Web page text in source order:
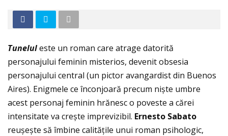
Tuneluleste un roman care atrage datorită
personajului feminin misterios, devenit obsesia
personajului central (un pictor avangardist din Buenos
Aires). Enigmele ce înconjoară precum niște umbre
acest personaj feminin hrănesc o poveste a cărei
intensitate va crește imprevizibil. Ernesto Sabato
reușește să îmbine calităţile unui roman psihologic,